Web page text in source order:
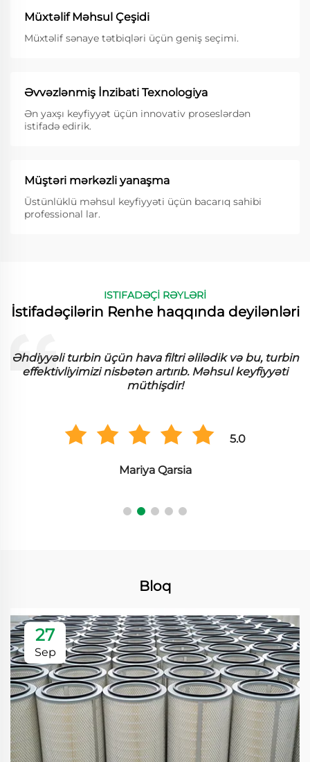
Müxtəlif Məhsul Çeşidi
Müxtəlif sənaye tətbiqləri üçün geniş seçimi.
Əvvəzlənmiş İnzibati Texnologiya
Ən yaxşı keyfiyyət üçün innovativ proseslərdən
istifadə edirik.
Müştəri mərkəzli yanaşma
Üstünlüklü məhsul keyfiyyəti üçün bacarıq sahibi
professional lar.
ISTIFADƏÇİ RƏYLƏRİ
İstifadəçilərin Renhe haqqında deyilənləri
Əhdiyyəli turbin üçün hava filtri əlilədik və bu, turbin
effektivliyimizi nisbətən artırıb. Məhsul keyfiyyəti
müthişdir!
5.0
Mariya Qarsia
Bloq
27
Sep